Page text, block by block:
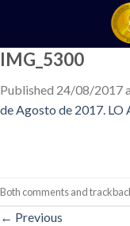
content
IMG_5300
Published 24/08/2017
de Agosto de 2017. LO
Both comments and
← Previous